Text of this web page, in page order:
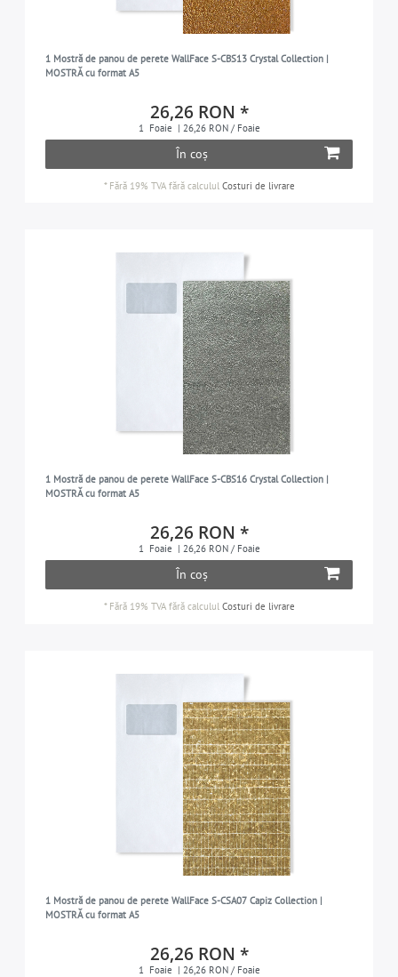
1 Mostră de panou de perete WallFace S-CBS13 Crystal Collection |
MOSTRĂ cu format A5
26,26 RON *
1 Foaie | 26,26 RON / Foaie
În coș
* Fără 19% TVAfără calculul Costuri de livrare
1 Mostră de panou de perete WallFace S-CBS16 Crystal Collection |
MOSTRĂ cu format A5
26,26 RON *
1 Foaie | 26,26 RON / Foaie
În coș
* Fără 19% TVAfără calculul Costuri de livrare
1 Mostră de panou de perete WallFace S-CSA07 Capiz Collection |
MOSTRĂ cu format A5
26,26 RON *
1 Foaie | 26,26 RON / Foaie